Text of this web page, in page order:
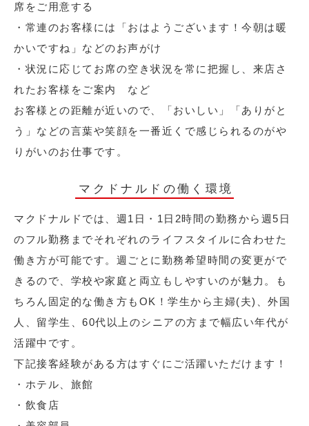
席をご用意する
・常連のお客様には「おはようございます！今朝は暖
かいですね」などのお声がけ
・状況に応じてお席の空き状況を常に把握し、来店さ
れたお客様をご案内 など
お客様との距離が近いので、「おいしい」「ありがと
う」などの言葉や笑顔を一番近くで感じられるのがや
りがいのお仕事です。
マクドナルドの働く環境
マクドナルドでは、週1日・1日2時間の勤務から週5日
のフル勤務までそれぞれのライフスタイルに合わせた
働き方が可能です。週ごとに勤務希望時間の変更がで
きるので、学校や家庭と両立もしやすいのが魅力。も
ちろん固定的な働き方もOK！学生から主婦(夫)、外国
人、留学生、60代以上のシニアの方まで幅広い年代が
活躍中です。
下記接客経験がある方はすぐにご活躍いただけます！
・ホテル、旅館
・飲食店